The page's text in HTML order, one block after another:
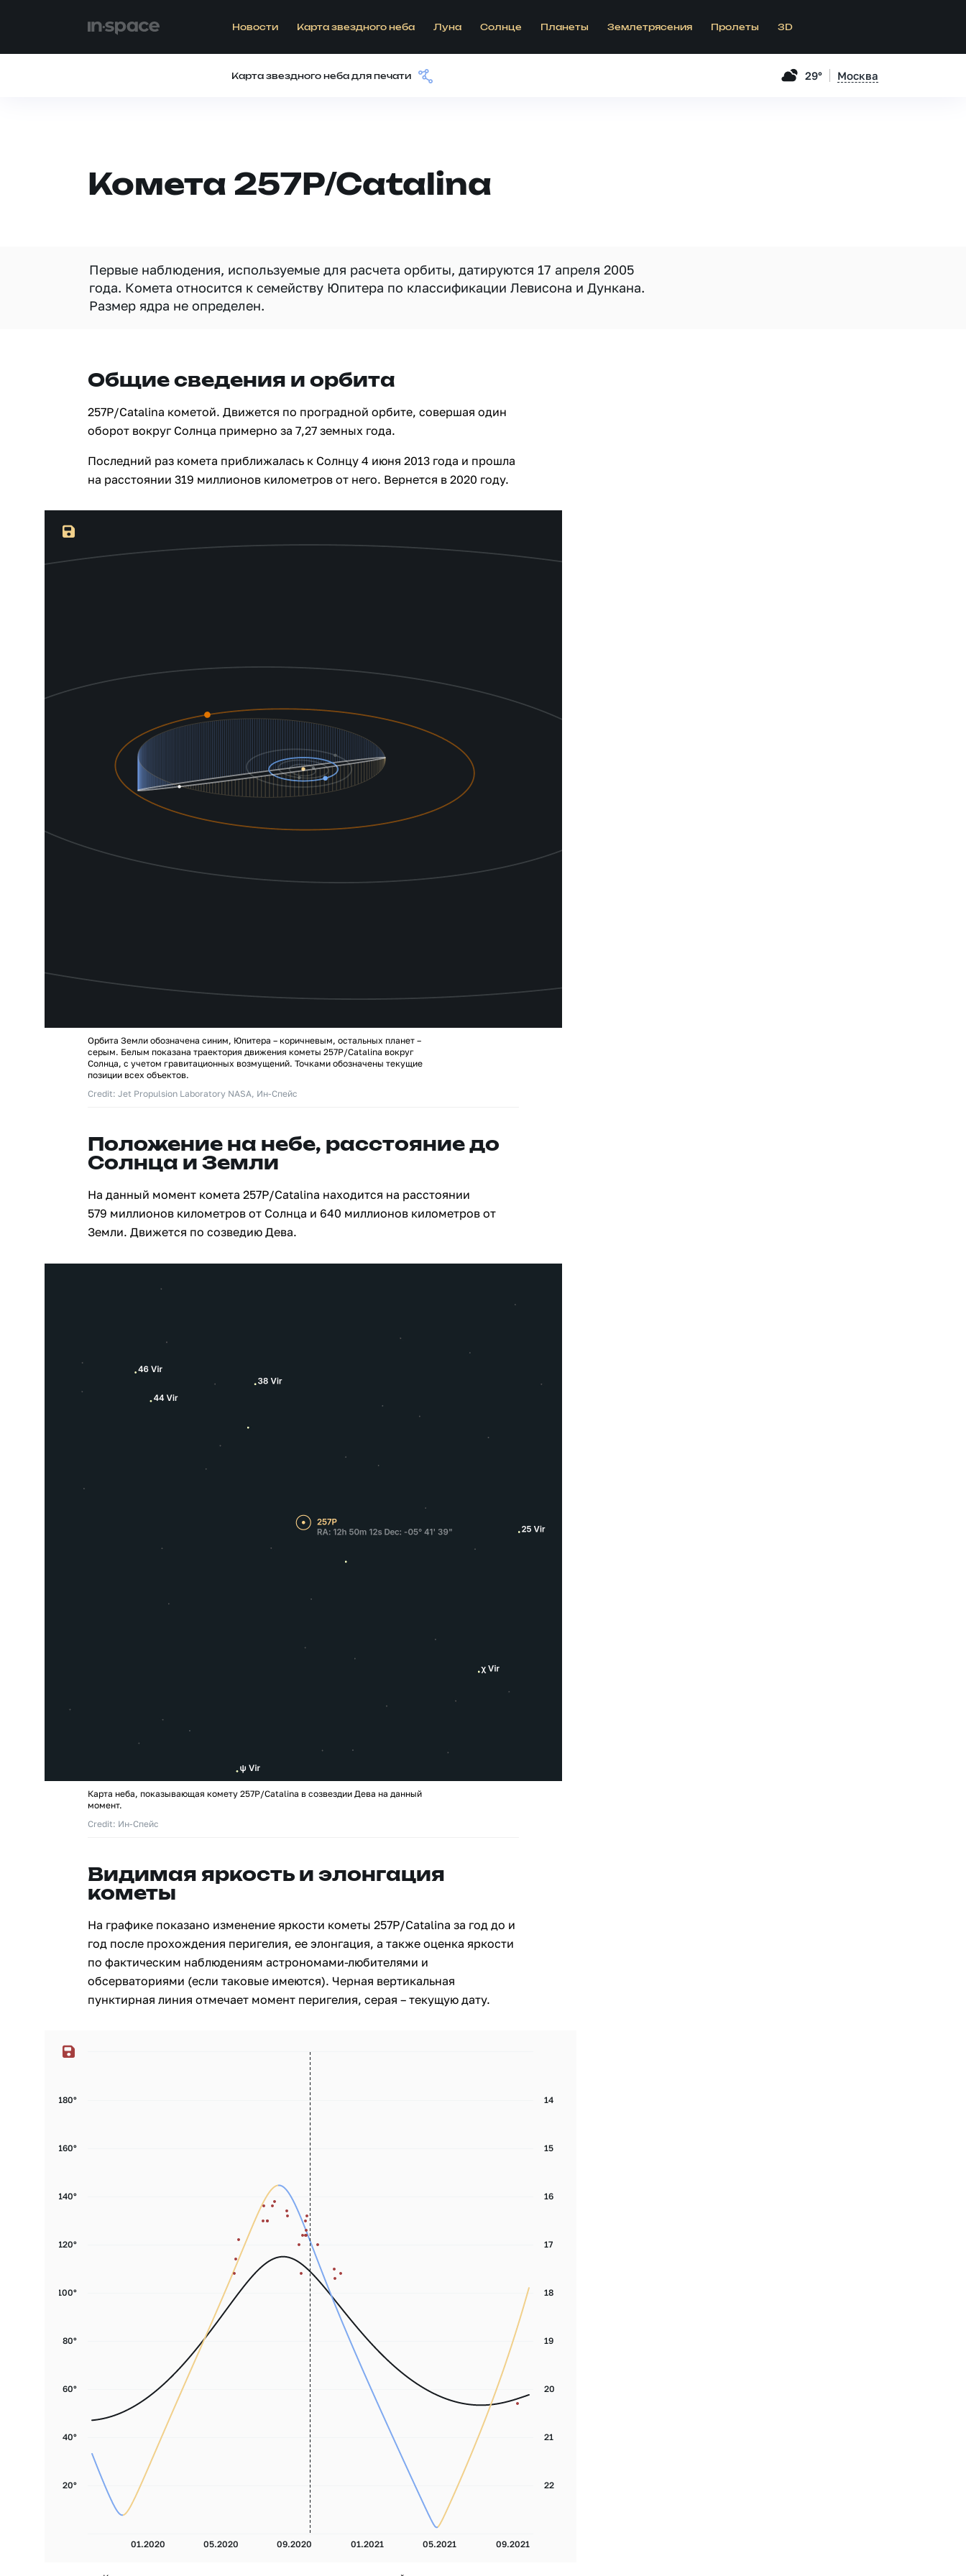
Новости Карта звездного неба Луна Солнце Планеты Землетрясения Пролеты 3D
Карта звездного неба для печати 29° Москва
Комета 257P/Catalina
Первые наблюдения, используемые для расчета орбиты, датируются 17 апреля 2005
года. Комета относится к семейству Юпитера по классификации Левисона и Дункана.
Размер ядра не определен.
Общие сведения и орбита
257P/Catalina кометой. Движется по проградной орбите, совершая один
оборот вокруг Солнца примерно за 7,27 земных года.
Последний раз комета приближалась к Солнцу 4 июня 2013 года и прошла
на расстоянии 319 миллионов километров от него. Вернется в 2020 году.
Орбита Земли обозначена синим, Юпитера – коричневым, остальных планет –
серым. Белым показана траектория движения кометы 257P/Catalina вокруг
Солнца, с учетом гравитационных возмущений. Точками обозначены текущие
позиции всех объектов.
Credit: Jet Propulsion Laboratory NASA, Ин-Спейс
Положение на небе, расстояние до
Солнца и Земли
На данный момент комета 257P/Catalina находится на расстоянии
579 миллионов километров от Солнца и 640 миллионов километров от
Земли. Движется по созведию Дева.
Карта неба, показывающая комету 257P/Catalina в созвездии Дева на данный
момент.
Credit: Ин-Спейс
Видимая яркость и элонгация
кометы
На графике показано изменение яркости кометы 257P/Catalina за год до и
год после прохождения перигелия, ее элонгация, а также оценка яркости
по фактическим наблюдениям астрономами-любителями и
обсерваториями (если таковые имеются). Черная вертикальная
пунктирная линия отмечает момент перигелия, серая – текущую дату.
01.2020 05.2020 09.2020 01.2021 05.2021 09.2021
14
15
16
17
18
19
20
21
22
20°
40°
60°
80°
100°
120°
140°
160°
180°